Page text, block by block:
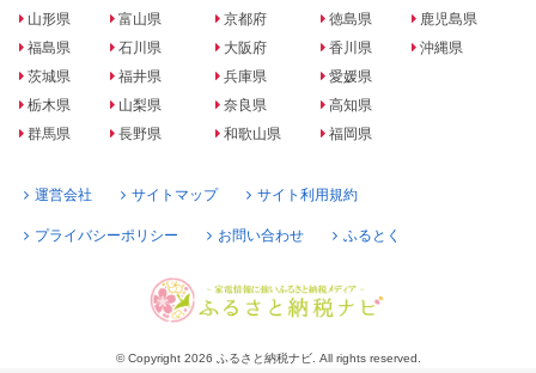
山形県
福島県
茨城県
栃木県
群馬県
富山県
石川県
福井県
山梨県
長野県
京都府
大阪府
兵庫県
奈良県
和歌山県
徳島県
香川県
愛媛県
高知県
福岡県
鹿児島県
沖縄県
運営会社 サイトマップ サイト利用規約
プライバシーポリシー お問い合わせ ふるとく
© Copyright 2026 ふるさと納税ナビ. All rights reserved.